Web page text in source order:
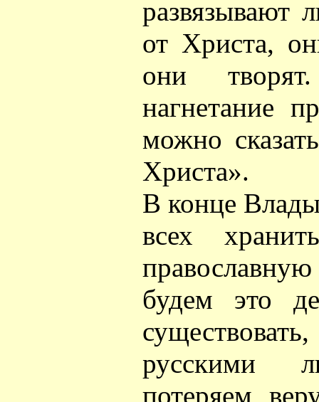
развязывают
от Христа,
они
нагнетание
можно
Христа».
В конце
всех
будем это
русскими
потеряем